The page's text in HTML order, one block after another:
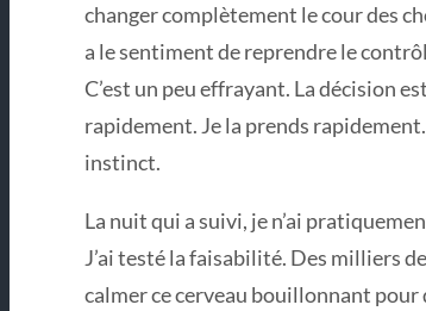
changer complètement le cour des
a le sentiment de reprendre le
C’est un peu effrayant. La décision
rapidement. Je la prends
instinct.
La nuit qui a suivi, je n’ai
J’ai testé la faisabilité. Des milliers
calmer ce cerveau bouillonnant pour